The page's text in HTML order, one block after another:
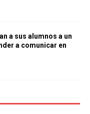
a sus alumnos a un
a comunicar en